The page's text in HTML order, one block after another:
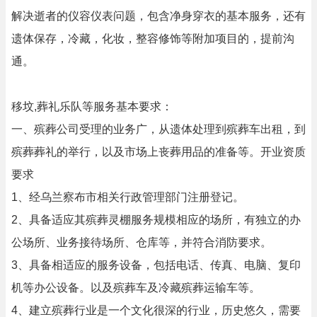
解决逝者的仪容仪表问题，包含净身穿衣的基本服务，还有
遗体保存，冷藏，化妆，整容修饰等附加项目的，提前沟
通。
移坟,葬礼乐队等服务基本要求：
一、殡葬公司受理的业务广，从遗体处理到殡葬车出租，到
殡葬葬礼的举行，以及市场上丧葬用品的准备等。开业资质
要求
1、经乌兰察布市相关行政管理部门注册登记。
2、具备适应其殡葬灵棚服务规模相应的场所，有独立的办
公场所、业务接待场所、仓库等，并符合消防要求。
3、具备相适应的服务设备，包括电话、传真、电脑、复印
机等办公设备。以及殡葬车及冷藏殡葬运输车等。
4、建立殡葬行业是一个文化很深的行业，历史悠久，需要